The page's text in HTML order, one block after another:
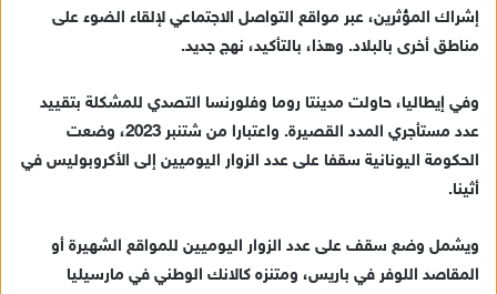
إشراك المؤثرين، عبر مواقع التواصل الاجتماعي لإلقاء الضوء على
مناطق أخرى بالبلاد. وهذا، بالتأكيد، نهج جديد.
وفي إيطاليا، حاولت مدينتا روما وفلورنسا التصدي للمشكلة بتقييد
عدد مستأجري المدد القصيرة. واعتبارا من شتنبر 2023، وضعت
الحكومة اليونانية سقفا على عدد الزوار اليوميين إلى الأكروبوليس في
أثينا.
ويشمل وضع سقف على عدد الزوار اليوميين للمواقع الشهيرة أو
المقاصد اللوفر في باريس، ومتنزه كالانك الوطني في مارسيليا